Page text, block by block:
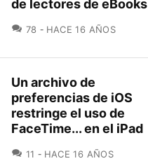
de lectores de eBooks
78 COMENTARIOS
HACE 16 AÑOS
Un archivo de
preferencias de iOS
restringe el uso de
FaceTime... en el iPad
11 COMENTARIOS
HACE 16 AÑOS